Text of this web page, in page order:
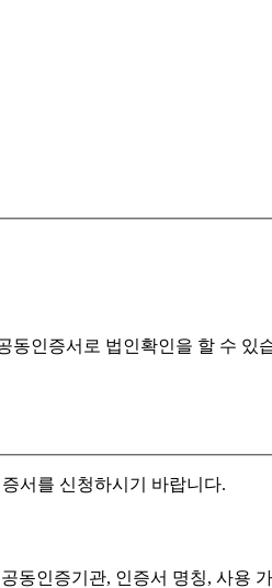
동인증서로 법인확인을 할 수 있
서를 신청하시기 바랍니다.
동인증기관, 인증서 명칭, 사용